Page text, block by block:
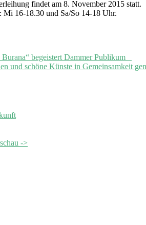
findet am 8. November 2015 statt.
Mi 16-18.30 und Sa/So 14-18 Uhr.
Burana“ begeistert Dammer Publikum
und schöne Künste in Gemeinsamkeit
->